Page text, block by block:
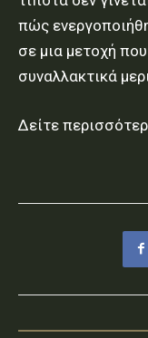
πώς
σε μια μετοχή
συναλλακτικά
Δείτε